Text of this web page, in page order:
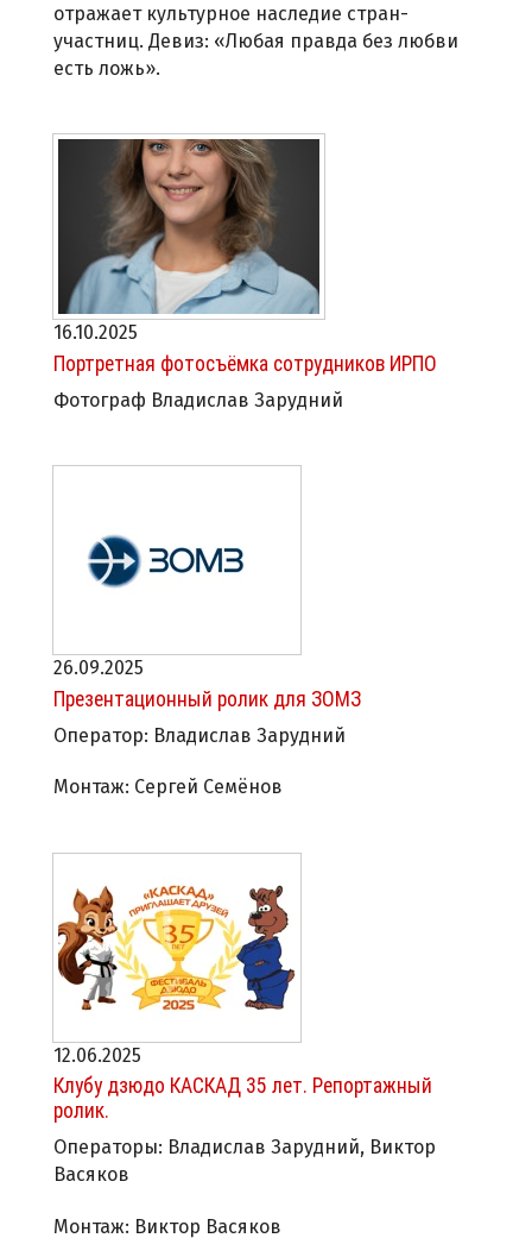
отражает культурное наследие стран-
участниц. Девиз: «Любая правда без любви
есть ложь».
16.10.2025
Портретная фотосъёмка сотрудников ИРПО
Фотограф Владислав Зарудний
26.09.2025
Презентационный ролик для ЗОМЗ
Оператор: Владислав Зарудний
Монтаж: Сергей Семёнов
12.06.2025
Клубу дзюдо КАСКАД 35 лет. Репортажный
ролик.
Операторы: Владислав Зарудний, Виктор
Васяков
Монтаж: Виктор Васяков